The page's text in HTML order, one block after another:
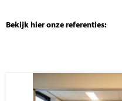
Bekijk hier onze referenties: